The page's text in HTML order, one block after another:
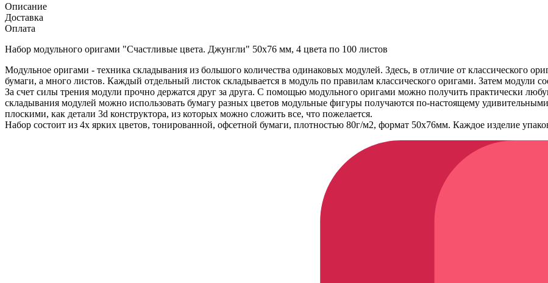
Описание
Доставка
Оплата
Набор модульного оригами "Счастливые цвета. Джунгли" 50х76 мм, 4 цвета по 100 листов
Модульное оригами - техника складывания из большого количества одинаковых модулей. Здесь, в отличие от классического
бумаги, а много листов. Каждый отдельный листок складывается в модуль по правилам классического оригами. Затем модули
За счет силы трения модули прочно держатся друг за друга. С помощью модульного оригами можно получить практически
складывания модулей можно использовать бумагу разных цветов модульные фигуры получаются по-настоящему
плоскими, как детали 3d конструктора, из которых можно сложить все, что пожелается.
Набор состоит из 4х ярких цветов, тонированной, офсетной бумаги, плотностью 80г/м2, формат 50х76мм. Каждое изделие